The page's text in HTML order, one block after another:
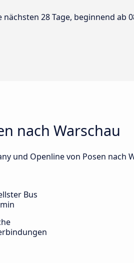
28 Tage, beginnend ab
nach Warschau
und Openline von Posen nach
Bus